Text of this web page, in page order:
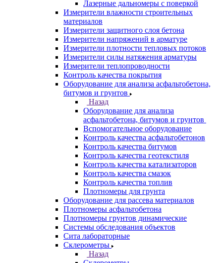
Лазерные дальномеры с поверкой
Измерители влажности строительных
материалов
Измерители защитного слоя бетона
Измерители напряжений в арматуре
Измерители плотности тепловых потоков
Измерители силы натяжения арматуры
Измерители теплопроводности
Контроль качества покрытия
Оборудование для анализа асфальтобетона,
битумов и грунтов
Назад
Оборудование для анализа
асфальтобетона, битумов и грунтов
Вспомогательное оборудование
Контроль качества асфальтобетонов
Контроль качества битумов
Контроль качества геотекстиля
Контроль качества катализаторов
Контроль качества смазок
Контроль качества топлив
Плотномеры для грунта
Оборудование для рассева материалов
Плотномеры асфальтобетона
Плотномеры грунтов динамические
Системы обследования объектов
Сита лабораторные
Склерометры
Назад